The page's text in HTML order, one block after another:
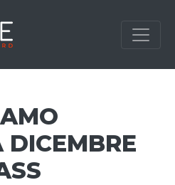
DICEMBRE